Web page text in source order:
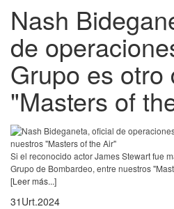
Nash
de
Grupo es otro
"Masters of
Si el reconocido actor James Stewart fue
Grupo de Bombardeo, entre nuestros
[Leer más...]
31 Urt.2024